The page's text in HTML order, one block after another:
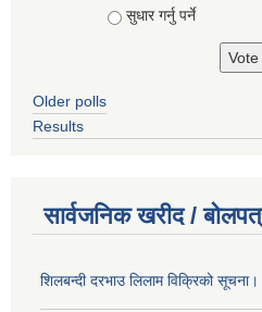
सुधार गर्नु पर्ने
Older polls
Results
सार्वजनिक खरीद /
शिलबन्दी दरभाउ लिलाम विक्रिको सूचना।